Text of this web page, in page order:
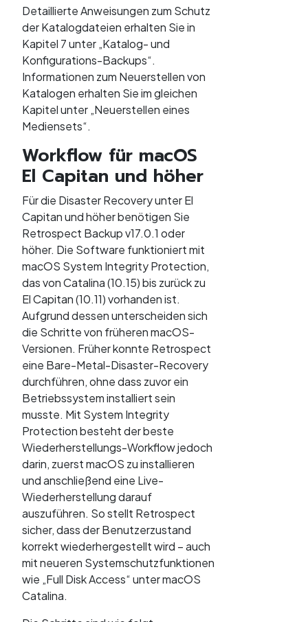
Detaillierte Anweisungen zum Schutz
der Katalogdateien erhalten Sie in
Kapitel 7 unter „Katalog- und
Konfigurations-Backups“.
Informationen zum Neuerstellen von
Katalogen erhalten Sie im gleichen
Kapitel unter „Neuerstellen eines
Mediensets“.
Workflow für macOS
El Capitan und höher
Für die Disaster Recovery unter El
Capitan und höher benötigen Sie
Retrospect Backup v17.0.1 oder
höher. Die Software funktioniert mit
macOS System Integrity Protection,
das von Catalina (10.15) bis zurück zu
El Capitan (10.11) vorhanden ist.
Aufgrund dessen unterscheiden sich
die Schritte von früheren macOS-
Versionen. Früher konnte Retrospect
eine Bare-Metal-Disaster-Recovery
durchführen, ohne dass zuvor ein
Betriebssystem installiert sein
musste. Mit System Integrity
Protection besteht der beste
Wiederherstellungs-Workflow jedoch
darin, zuerst macOS zu installieren
und anschließend eine Live-
Wiederherstellung darauf
auszuführen. So stellt Retrospect
sicher, dass der Benutzerzustand
korrekt wiederhergestellt wird – auch
mit neueren Systemschutzfunktionen
wie „Full Disk Access“ unter macOS
Catalina.